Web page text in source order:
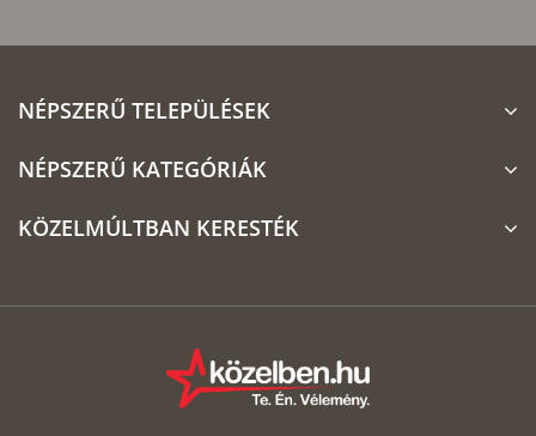
NÉPSZERŰ TELEPÜLÉSEK
NÉPSZERŰ KATEGÓRIÁK
KÖZELMÚLTBAN KERESTÉK